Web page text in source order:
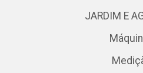
JARDIM E